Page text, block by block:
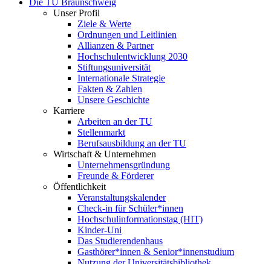
Die TU Braunschweig
Unser Profil
Ziele & Werte
Ordnungen und Leitlinien
Allianzen & Partner
Hochschulentwicklung 2030
Stiftungsuniversität
Internationale Strategie
Fakten & Zahlen
Unsere Geschichte
Karriere
Arbeiten an der TU
Stellenmarkt
Berufsausbildung an der TU
Wirtschaft & Unternehmen
Unternehmensgründung
Freunde & Förderer
Öffentlichkeit
Veranstaltungskalender
Check-in für Schüler*innen
Hochschulinformationstag (HIT)
Kinder-Uni
Das Studierendenhaus
Gasthörer*innen & Senior*innenstudium